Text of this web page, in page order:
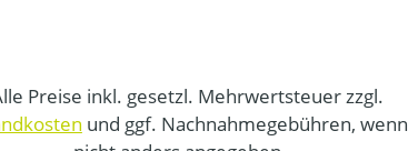
Preise inkl. gesetzl. Mehrwertsteuer zzgl.
und ggf. Nachnahmegebühren, wenn